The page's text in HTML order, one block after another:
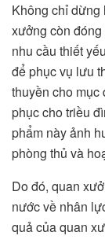
Không chỉ dừng
xưởng còn
nhu cầu thiết
để phục vụ lưu
thuyền cho mục
phục cho triều
phẩm này ảnh
phòng thủ và
Do đó, quan
nước về nhân
quả của quan